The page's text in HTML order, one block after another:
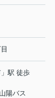
」駅 徒歩
陽バス